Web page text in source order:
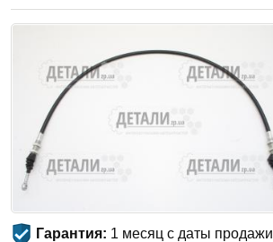
Гарантия: 1 месяц с даты продажи